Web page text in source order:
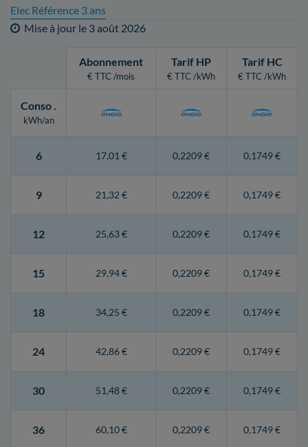
Elec Référence 3 ans
Mise à jour le 3 août 2026
Abonnement
€ TTC /mois
Tarif HP
€ TTC /kWh
Tarif HC
€ TTC /kWh
Conso.
kWh/an
6 17,01 € 0,2209 € 0,1749 €
9 21,32 € 0,2209 € 0,1749 €
12 25,63 € 0,2209 € 0,1749 €
15 29,94 € 0,2209 € 0,1749 €
18 34,25 € 0,2209 € 0,1749 €
24 42,86 € 0,2209 € 0,1749 €
30 51,48 € 0,2209 € 0,1749 €
36 60,10 € 0,2209 € 0,1749 €